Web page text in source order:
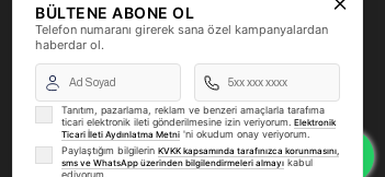
Üyelik İşlemleri
Yurtdışı Gönderi
BÜLTENE ABONE OL
Telefon numaranı girerek sana özel kampanyalardan
haberdar ol.
Tanıtım, pazarlama, reklam ve benzeri amaçlarla tarafıma
ticari elektronik ileti gönderilmesine izin veriyorum. Elektronik
Ticari İleti Aydınlatma Metni 'ni okudum onay veriyorum.
Paylaştığım bilgilerin KVKK kapsamında tarafınızca korunmasını,
sms ve WhatsApp üzerinden bilgilendirmeleri almayı kabul
ediyorum.